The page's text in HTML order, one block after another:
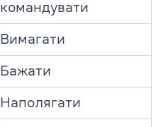
командувати
Вимагати
Бажати
Наполягати